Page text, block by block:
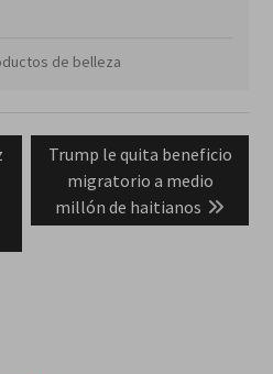
de belleza
Next
post:
Trump le quita beneficio
migratorio a medio
millón de haitianos